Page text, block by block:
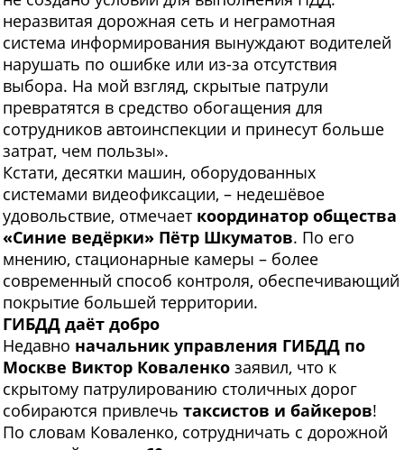
неразвитая дорожная сеть и неграмотная
система информирования вынуждают водителей
нарушать по ошибке или из-за отсутствия
выбора. На мой взгляд, скрытые патрули
превратятся в средство обогащения для
сотрудников автоинспекции и принесут больше
затрат, чем пользы».
Кстати, десятки машин, оборудованных
системами видеофиксации, – недешёвое
удовольствие, отмечает координатор общества
«Синие ведёрки» Пётр Шкуматов. По его
мнению, стационарные камеры – более
современный способ контроля, обеспечивающий
покрытие большей территории.
ГИБДД даёт добро
Недавно начальник управления ГИБДД по
Москве Виктор Коваленко заявил, что к
скрытому патрулированию столичных дорог
собираются привлечь таксистов и байкеров!
По словам Коваленко, сотрудничать с дорожной